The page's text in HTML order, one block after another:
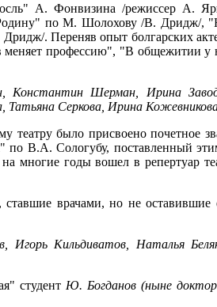
А. Фонвизина /режиссер А.
по М. Шолохову /В. Дридж/,
. Переняв опыт болгарских
меняет профессию", "В общежитии у
Константин Шерман, Ирина
Татьяна Серкова, Ирина
театру было присвоено почетное
по В.А. Сологубу, поставленный
многие годы вошел в репертуар
врачами, но не оставившие
Игорь Кильдиватов, Наталья
студент Ю. Богданов (ныне